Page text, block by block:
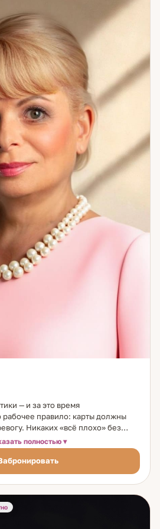
или не доверяет себе. Моя
до этого ответа самому, а не
Своих клиентов я учу быть
жестоко, а с уважением. Любить
основу. Жить здесь и сейчас —
точки возможны настоящие
культа из партнёра или ребёнка —
не растворяясь в другом
не обещаю невозможного. Я рядом
кто заменяет вашу волю своей.
— и за это время
правило: карты должны
Никаких «всё плохо» без
от следующей
Таро с 14 лет. Начинала с
которые показывала тётя, — и
которую показывают карты,
Со временем прошла
и выстроила собственный
мы последовательно
полностью